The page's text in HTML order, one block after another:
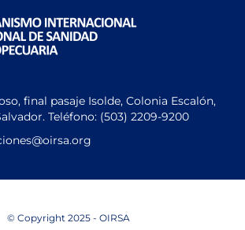
final pasaje Isolde, Colonia Escalón,
Teléfono: (503) 2209-9200
@oirsa.org
© Copyright 2025 - OIRSA